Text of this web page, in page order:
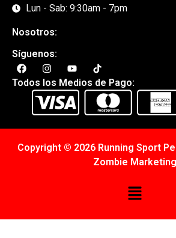
Lun - Sab: 9:30am - 7pm
Nosotros:
Síguenos:
Todos los Medios de Pago:
Copyright © 2026 Running Sport
Zombie Marketing